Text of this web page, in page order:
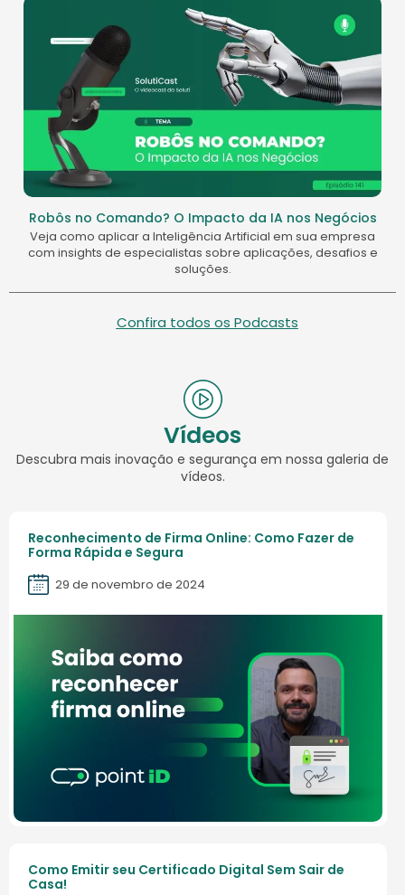
Robôs no Comando? O Impacto da IA nos Negócios
Veja como aplicar a Inteligência Artificial em sua empresa
com insights de especialistas sobre aplicações, desafios e
soluções.
Confira todos os Podcasts
Vídeos
Descubra mais inovação e segurança em nossa galeria de
vídeos.
Reconhecimento de Firma Online: Como Fazer de
Forma Rápida e Segura
29 de novembro de 2024
Como Emitir seu Certificado Digital Sem Sair de
Casa!